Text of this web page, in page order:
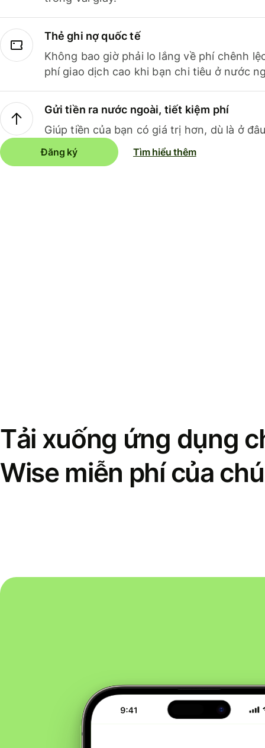
Thẻ ghi nợ quốc tế
Không bao giờ phải lo lắng về phí chênh
phí giao dịch cao khi bạn chi tiêu ở nước
Gửi tiền ra nước ngoài, tiết kiệm phí
Giúp tiền của bạn có giá trị hơn, dù là ở
Đăng ký Tìm hiểu thêm
Tải xuống ứng dụng
Wise miễn phí của